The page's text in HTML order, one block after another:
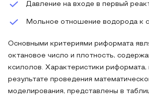
Давление на входе в первый
Мольное отношение водорода к
Основными критериями риформата
октановое число и плотность,
ксилолов. Характеристики риформата,
результате проведения
моделирования, представлены в